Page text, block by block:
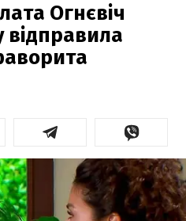
Огнєвіч
відправила